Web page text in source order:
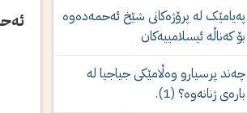
پەیامێک لە پرۆژەكانى شێخ ئەحمەدەوە
بۆ کەناڵە ئیسلامییەکان
چەند پرسیارو وەڵامێكی جیاجیا لە
بارەی ژنانەوە؟ (1).